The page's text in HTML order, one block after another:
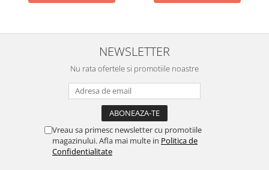
NEWSLETTER
Nu rata ofertele si promotiile noastre
Vreau sa primesc newsletter cu promotiile
magazinului. Afla mai multe in Politica de
Confidentialitate